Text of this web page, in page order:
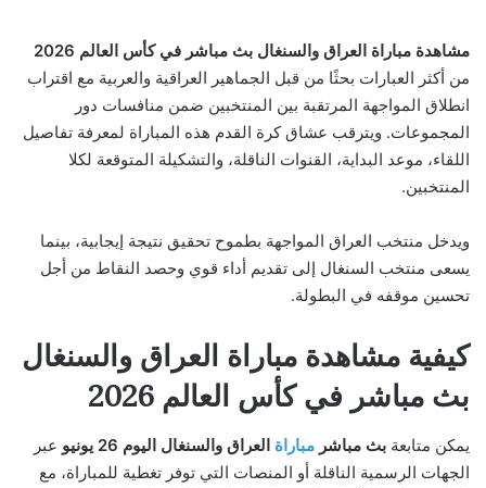
مشاهدة مباراة العراق والسنغال بث مباشر في كأس العالم 2026
من أكثر العبارات بحثًا من قبل الجماهير العراقية والعربية مع اقتراب
انطلاق المواجهة المرتقبة بين المنتخبين ضمن منافسات دور
المجموعات. ويترقب عشاق كرة القدم هذه المباراة لمعرفة تفاصيل
اللقاء، موعد البداية، القنوات الناقلة، والتشكيلة المتوقعة لكلا
المنتخبين.
ويدخل منتخب العراق المواجهة بطموح تحقيق نتيجة إيجابية، بينما
يسعى منتخب السنغال إلى تقديم أداء قوي وحصد النقاط من أجل
تحسين موقفه في البطولة.
كيفية مشاهدة مباراة العراق والسنغال
بث مباشر في كأس العالم 2026
يمكن متابعة بث مباشر مباراة العراق والسنغال اليوم 26 يونيو
عبر
الجهات الرسمية الناقلة أو المنصات التي توفر تغطية للمباراة، مع